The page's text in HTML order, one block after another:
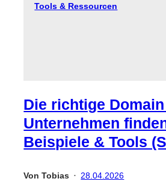
Tools & Ressourcen
Die richtige
Unternehmen
Beispiele & Tools
Von Tobias • 28.04.2026